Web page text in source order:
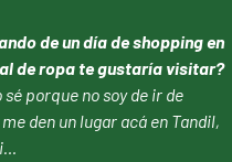
de un día de shopping en
de ropa te gustaría visitar?
porque no soy de ir de
den un lugar acá en Tandil,